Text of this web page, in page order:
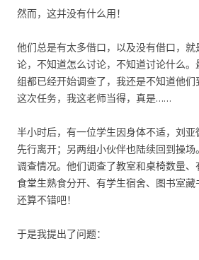
然而，这并没有什么用！
他们总是有太多借口，以及没有借口，
论，不知道怎么讨论，不知道讨论什么
组都已经开始调查了，我还是不知道他
这次任务，我这老师当得，真是……
半小时后，有一位学生因身体不适，刘
先行离开；另两组小伙伴也陆续回到操
调查情况。他们调查了教室和桌椅数量、
食堂生熟食分开、有学生宿舍、图书室藏
还算不错吧！
于是我提出了问题：